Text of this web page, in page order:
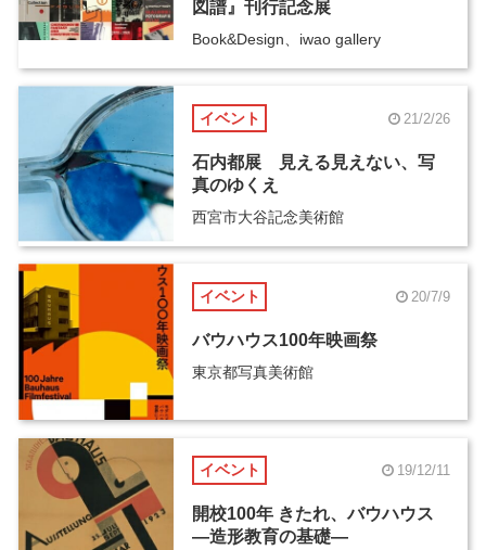
図譜』刊行記念展
Book&Design、iwao gallery
イベント 21/2/26
石内都展 見える見えない、写
真のゆくえ
西宮市大谷記念美術館
イベント 20/7/9
バウハウス100年映画祭
東京都写真美術館
イベント 19/12/11
開校100年 きたれ、バウハウス
―造形教育の基礎―